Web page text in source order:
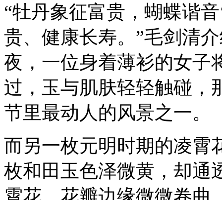
“牡丹象征富贵，蝴蝶谐
贵、健康长寿。”毛剑清
夜，一位身着薄衫的女子
过，玉与肌肤轻轻触碰，
节里最动人的风景之一。
而另一枚元明时期的凌霄
枚和田玉色泽微黄，却通